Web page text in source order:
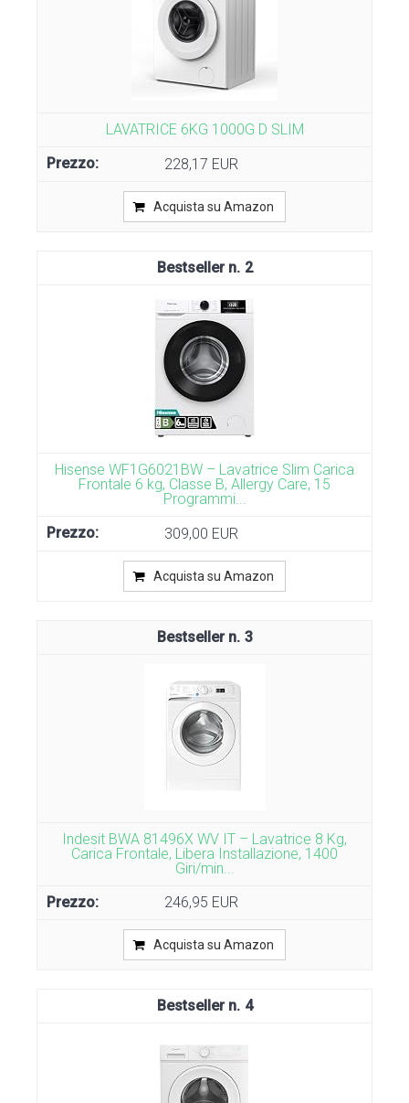
LAVATRICE 6KG 1000G D SLIM
228,17 EUR
Acquista su Amazon
2
Hisense WF1G6021BW – Lavatrice Slim Carica
Frontale 6 kg, Classe B, Allergy Care, 15
Programmi...
309,00 EUR
Acquista su Amazon
3
Indesit BWA 81496X WV IT – Lavatrice 8 Kg,
Carica Frontale, Libera Installazione, 1400
Giri/min...
246,95 EUR
Acquista su Amazon
4